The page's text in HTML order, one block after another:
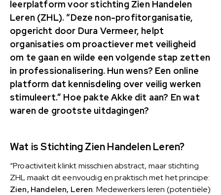
leerplatform voor stichting Zien Handelen
Leren (ZHL). “Deze non-profitorganisatie,
opgericht door Dura Vermeer, helpt
organisaties om proactiever met veiligheid
om te gaan en wilde een volgende stap zetten
in professionalisering. Hun wens? Een online
platform dat kennisdeling over veilig werken
stimuleert.” Hoe pakte Akke dit aan? En wat
waren de grootste uitdagingen?
Wat is Stichting Zien Handelen Leren?
“Proactiviteit klinkt misschien abstract, maar stichting
ZHL maakt dit eenvoudig en praktisch met het principe:
Zien, Handelen, Leren. Medewerkers leren (potentiële)